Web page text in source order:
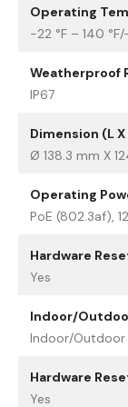
Operating
-22 °F – 140
Weatherproof
IP67
Dimension (L X
Ø 138.3 mm X
Operating
PoE (802.3af),
Hardware
Yes
Indoor/
Indoor/Outdoor
Hardware
Yes